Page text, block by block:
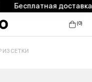
Бесплатная доставка
(0)
ИЗ СЕТКИ